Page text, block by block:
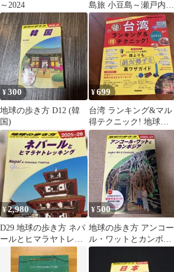
～2024
島旅 小豆島～瀬戸内の
島々1～
¥300
地球の歩き方 D12 (韓
国)
¥699
台湾 ランキング&マル
得テクニック! 地球の
歩き方
¥2,980
D29 地球の歩き方 ネパ
ールとヒマラヤトレッ
キング 2025～2026
¥500
地球の歩き方 アンコー
ル・ワットとカンボジ
ア 2020～2021